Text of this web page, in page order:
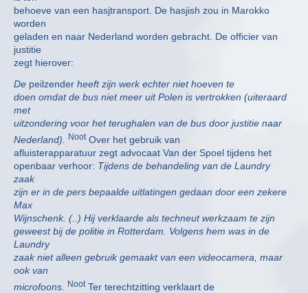
behoeve van een hasjtransport. De hasjish zou in Marokko
worden
geladen en naar Nederland worden gebracht. De officier van
justitie
zegt hierover:
De peilzender heeft zijn werk echter niet hoeven te
doen omdat de bus niet meer uit Polen is vertrokken (uiteraard
met
uitzondering voor het terughalen van de bus door justitie naar
Nederland).
NootOver het gebruik van
afluisterapparatuur zegt advocaat Van der Spoel tijdens het
openbaar verhoor: Tijdens de behandeling van de Laundry
zaak
zijn er in de pers bepaalde uitlatingen gedaan door een zekere
Max
Wijnschenk. (..) Hij verklaarde als techneut werkzaam te zijn
geweest bij de politie in Rotterdam. Volgens hem was in de
Laundry
zaak niet alleen gebruik gemaakt van een videocamera, maar
ook van
microfoons.
NootTer terechtzitting verklaart de